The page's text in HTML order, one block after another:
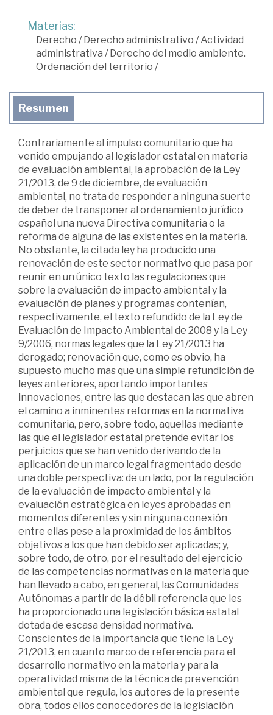
Materias:
Derecho /Derecho administrativo /Actividad
administrativa /Derecho del medio ambiente.
Ordenación del territorio /
Resumen
Contrariamente al impulso comunitario que ha
venido empujando al legislador estatal en materia
de evaluación ambiental, la aprobación de la Ley
21/2013, de 9 de diciembre, de evaluación
ambiental, no trata de responder a ninguna suerte
de deber de transponer al ordenamiento jurídico
español una nueva Directiva comunitaria o la
reforma de alguna de las existentes en la materia.
No obstante, la citada ley ha producido una
renovación de este sector normativo que pasa por
reunir en un único texto las regulaciones que
sobre la evaluación de impacto ambiental y la
evaluación de planes y programas contenían,
respectivamente, el texto refundido de la Ley de
Evaluación de Impacto Ambiental de 2008 y la Ley
9/2006, normas legales que la Ley 21/2013 ha
derogado; renovación que, como es obvio, ha
supuesto mucho mas que una simple refundición de
leyes anteriores, aportando importantes
innovaciones, entre las que destacan las que abren
el camino a inminentes reformas en la normativa
comunitaria, pero, sobre todo, aquellas mediante
las que el legislador estatal pretende evitar los
perjuicios que se han venido derivando de la
aplicación de un marco legal fragmentado desde
una doble perspectiva: de un lado, por la regulación
de la evaluación de impacto ambiental y la
evaluación estratégica en leyes aprobadas en
momentos diferentes y sin ninguna conexión
entre ellas pese a la proximidad de los ámbitos
objetivos a los que han debido ser aplicadas; y,
sobre todo, de otro, por el resultado del ejercicio
de las competencias normativas en la materia que
han llevado a cabo, en general, las Comunidades
Autónomas a partir de la débil referencia que les
ha proporcionado una legislación básica estatal
dotada de escasa densidad normativa.
Conscientes de la importancia que tiene la Ley
21/2013, en cuanto marco de referencia para el
desarrollo normativo en la materia y para la
operatividad misma de la técnica de prevención
ambiental que regula, los autores de la presente
obra, todos ellos conocedores de la legislación